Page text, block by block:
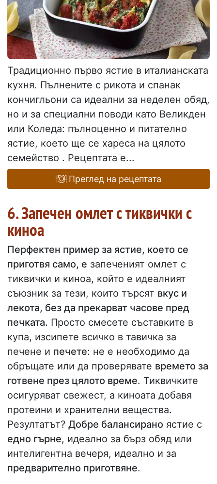
Традиционно първо ястие в италианската
кухня. Пълнените с рикота и спанак
кончигльони са идеални за неделен обяд,
но и за специални поводи като Великден
или Коледа: пълноценно и питателно
ястие, което ще се хареса на цялото
семейство . Рецептата е...
Преглед на рецептата
6. Запечен омлет с тиквички с
киноа
Перфектен пример за ястие, което се
приготвя само, е запеченият омлет с
тиквички и киноа, който е идеалният
съюзник за тези, които търсят вкус и
лекота, без да прекарват часове пред
печката. Просто смесете съставките в
купа, изсипете всичко в тавичка за
печене и печете: не е необходимо да
обръщате или да проверявате времето за
готвене през цялото време. Тиквичките
осигуряват свежест, а киноата добавя
протеини и хранителни вещества.
Резултатът? Добре балансирано ястие с
едно гърне, идеално за бърз обяд или
интелигентна вечеря, идеално и за
предварително приготвяне.